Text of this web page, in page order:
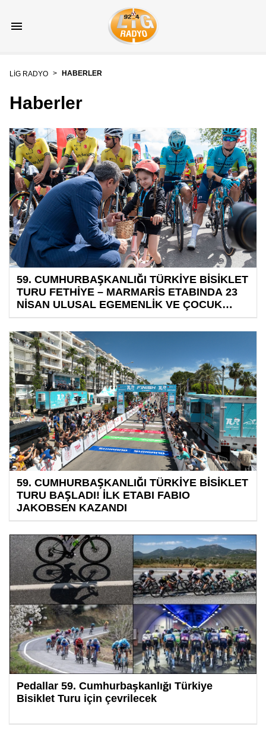
LİG RADYO > HABERLER
Haberler
59. CUMHURBAŞKANLIĞI TÜRKİYE BİSİKLET
TURU FETHİYE – MARMARİS ETABINDA 23
NİSAN ULUSAL EGEMENLİK VE ÇOCUK
BAYRAMI’NI KUTLUYOR
59. CUMHURBAŞKANLIĞI TÜRKİYE BİSİKLET
TURU BAŞLADI! İLK ETABI FABIO
JAKOBSEN KAZANDI
Pedallar 59. Cumhurbaşkanlığı Türkiye
Bisiklet Turu için çevrilecek